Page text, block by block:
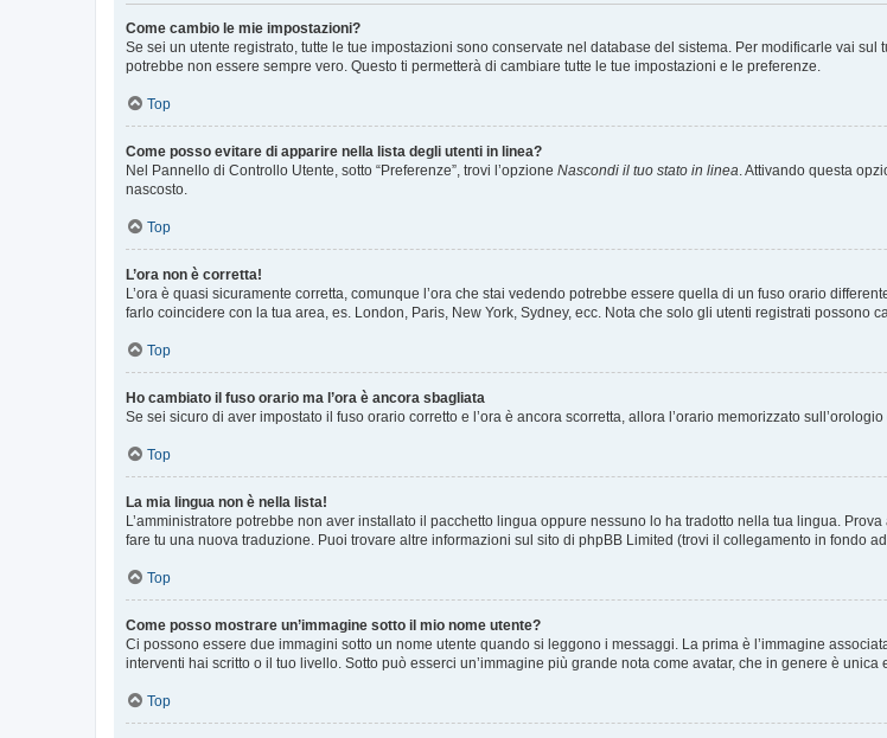
Come cambio le mie impostazioni?
Se sei un utente registrato, tutte le tue impostazioni sono conservate nel database del sistema. Per modificarle vai
potrebbe non essere sempre vero. Questo ti permetterà di cambiare tutte le tue impostazioni e le preferenze.
Top
Come posso evitare di apparire nella lista degli utenti in linea?
Nel Pannello di Controllo Utente, sotto “Preferenze”, trovi l’opzione Nascondi il tuo stato in linea . Attivando questa
nascosto.
Top
L’ora non è corretta!
L’ora è quasi sicuramente corretta, comunque l’ora che stai vedendo potrebbe essere quella di un fuso orario
farlo coincidere con la tua area, es. London, Paris, New York, Sydney, ecc. Nota che solo gli utenti registrati possono
Top
Ho cambiato il fuso orario ma l’ora è ancora sbagliata
Se sei sicuro di aver impostato il fuso orario corretto e l’ora è ancora scorretta, allora l’orario memorizzato
Top
La mia lingua non è nella lista!
L’amministratore potrebbe non aver installato il pacchetto lingua oppure nessuno lo ha tradotto nella tua lingua.
fare tu una nuova traduzione. Puoi trovare altre informazioni sul sito di phpBB Limited (trovi il collegamento in fondo
Top
Come posso mostrare un’immagine sotto il mio nome utente?
Ci possono essere due immagini sotto un nome utente quando si leggono i messaggi. La prima è l’immagine
interventi hai scritto o il tuo livello. Sotto può esserci un’immagine più grande nota come avatar, che in genere è unica
Top